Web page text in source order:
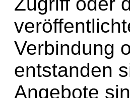
Verbindung
entstanden
Angebote